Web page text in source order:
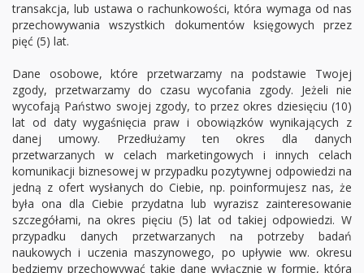
transakcja, lub ustawa o rachunkowości, która wymaga od nas
przechowywania wszystkich dokumentów księgowych przez
pięć (5) lat.
Dane osobowe, które przetwarzamy na podstawie Twojej
zgody, przetwarzamy do czasu wycofania zgody. Jeżeli nie
wycofają Państwo swojej zgody, to przez okres dziesięciu (10)
lat od daty wygaśnięcia praw i obowiązków wynikających z
danej umowy. Przedłużamy ten okres dla danych
przetwarzanych w celach marketingowych i innych celach
komunikacji biznesowej w przypadku pozytywnej odpowiedzi na
jedną z ofert wysłanych do Ciebie, np. poinformujesz nas, że
była ona dla Ciebie przydatna lub wyrazisz zainteresowanie
szczegółami, na okres pięciu (5) lat od takiej odpowiedzi. W
przypadku danych przetwarzanych na potrzeby badań
naukowych i uczenia maszynowego, po upływie ww. okresu
będziemy przechowywać takie dane wyłącznie w formie, która